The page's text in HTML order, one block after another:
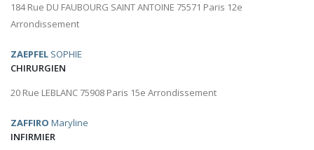
184 Rue DU FAUBOURG SAINT ANTOINE 75571 Paris 12e
Arrondissement
ZAEPFEL SOPHIE
CHIRURGIEN
20 Rue LEBLANC 75908 Paris 15e Arrondissement
ZAFFIRO Maryline
INFIRMIER